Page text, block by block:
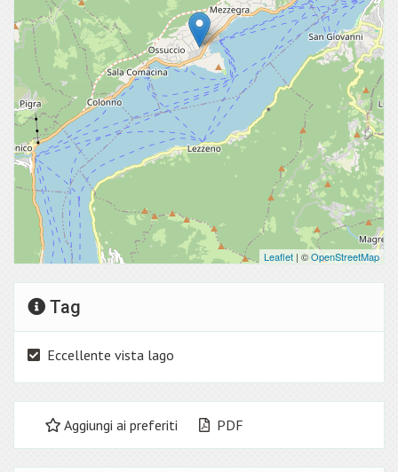
Leaflet | ©OpenStreetMap
Tag
Eccellente vista lago
Aggiungi ai preferiti PDF